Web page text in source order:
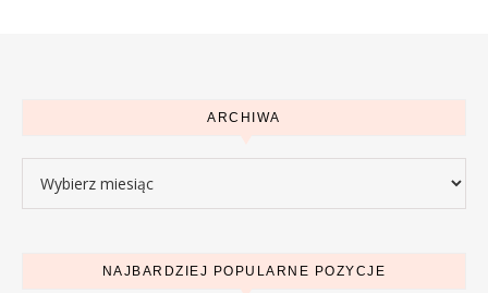
ARCHIWA
NAJBARDZIEJ POPULARNE POZYCJE